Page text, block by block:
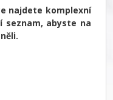
najdete komplexní
abyste na